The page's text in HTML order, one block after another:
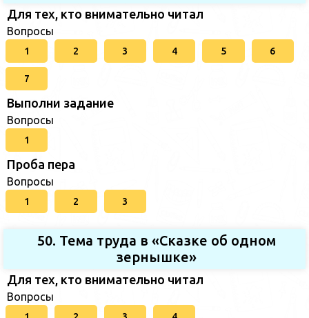
Для тех, кто внимательно читал
Вопросы
1 2 3 4 5 6
7
Выполни задание
Вопросы
1
Проба пера
Вопросы
1 2 3
50. Тема труда в «Сказке об одном
зернышке»
Для тех, кто внимательно читал
Вопросы